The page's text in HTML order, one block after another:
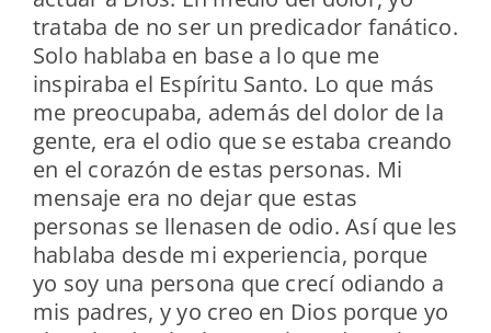
trataba de no ser un predicador fanático.
Solo hablaba en base a lo que me
inspiraba el Espíritu Santo. Lo que más
me preocupaba, además del dolor de la
gente, era el odio que se estaba creando
en el corazón de estas personas. Mi
mensaje era no dejar que estas
personas se llenasen de odio. Así que les
hablaba desde mi experiencia, porque
yo soy una persona que crecí odiando a
mis padres, y yo creo en Dios porque yo